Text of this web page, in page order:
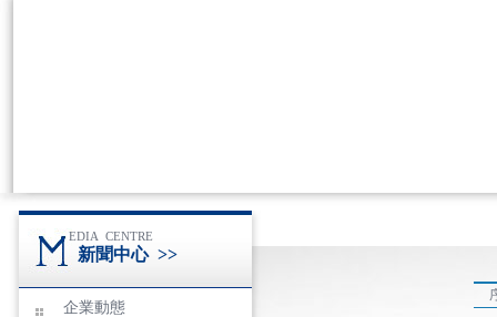
EDIA CENTRE
新聞中心>>
企業動態